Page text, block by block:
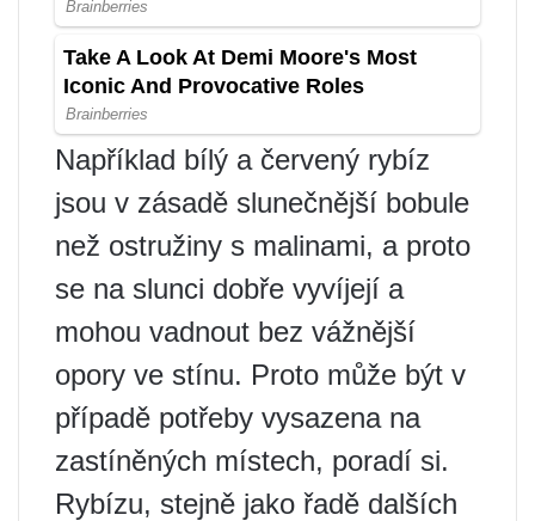
Například bílý a červený rybíz
jsou v zásadě slunečnější bobule
než ostružiny s malinami, a proto
se na slunci dobře vyvíjejí a
mohou vadnout bez vážnější
opory ve stínu. Proto může být v
případě potřeby vysazena na
zastíněných místech, poradí si.
Rybízu, stejně jako řadě dalších